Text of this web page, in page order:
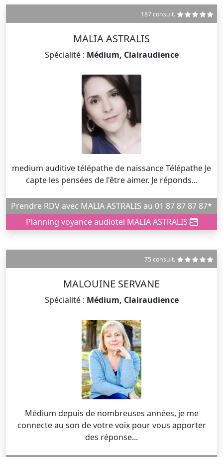
187 consult.
MALIA ASTRALIS
Spécialité : Médium, Clairaudience
medium auditive télépathe de naissance Télépathe Je
capte les pensées de l'être aimer. Je réponds...
Prendre RDV avec MALIA ASTRALIS au 01 87 87 87 87*
Planning voyance audiotel MALIA ASTRALIS
75 consult.
MALOUINE SERVANE
Spécialité : Médium, Clairaudience
Médium depuis de nombreuses années, je me
connecte au son de votre voix pour vous apporter
des réponse...